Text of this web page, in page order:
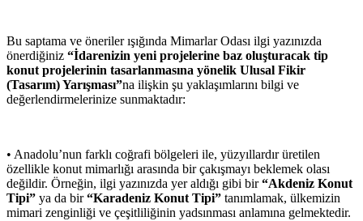
Bu saptama ve öneriler ışığında Mimarlar Odası ilgi yazınızda
önerdiğiniz “İdarenizin yeni projelerine baz oluşturacak tip
konut projelerinin tasarlanmasına yönelik Ulusal Fikir
(Tasarım) Yarışması”na ilişkin şu yaklaşımlarını bilgi ve
değerlendirmelerinize sunmaktadır:
• Anadolu’nun farklı coğrafi bölgeleri ile, yüzyıllardır üretilen
özellikle konut mimarlığı arasında bir çakışmayı beklemek olası
değildir. Örneğin, ilgi yazınızda yer aldığı gibi bir“Akdeniz Konut
Tipi” ya da bir“Karadeniz Konut Tipi” tanımlamak, ülkemizin
mimari zenginliği ve çeşitliliğinin yadsınması anlamına gelmektedir.